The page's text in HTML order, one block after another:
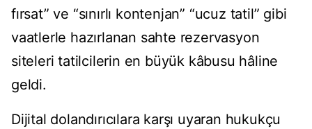
fırsat” ve “sınırlı kontenjan” “ucuz tatil” gibi
vaatlerle hazırlanan sahte rezervasyon
siteleri tatilcilerin en büyük kâbusu hâline
geldi.
Dijital dolandırıcılara karşı uyaran hukukçu